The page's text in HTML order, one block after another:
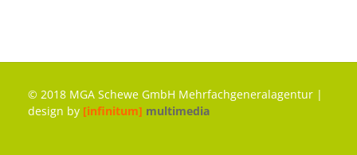
© 2018 MGA Schewe GmbH Mehrfachgeneralagentur |
design by [infinitum] multimedia